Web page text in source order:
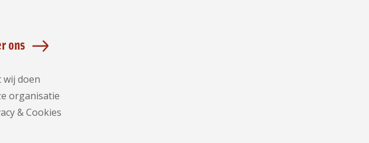
ons
wij doen
organisatie
& Cookies